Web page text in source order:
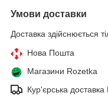
Умови доставки
Доставка здійснюється
Нова Пошта
Магазини Rozetka
Кур'єрська